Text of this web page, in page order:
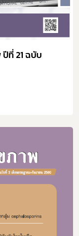
ที่ 21 ฉบับ